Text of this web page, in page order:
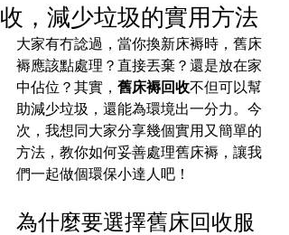
收，減少垃圾的實用方法
大家有冇諗過，當你換新床褥時，舊床
褥應該點處理？直接丟棄？還是放在家
中佔位？其實， 舊床褥回收不但可以幫
助減少垃圾，還能為環境出一分力。今
次，我想同大家分享幾個實用又簡單的
方法，教你如何妥善處理舊床褥，讓我
們一起做個環保小達人吧！
為什麼要選擇舊床回收服